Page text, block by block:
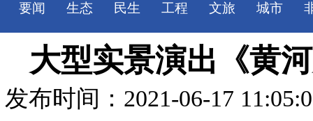
要闻 生态 民生 工程 文旅 城市
大型实景演出《黄
发布时间：2021-06-17